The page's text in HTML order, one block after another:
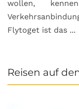
wollen,
Flytoget ist das ...
Reisen auf